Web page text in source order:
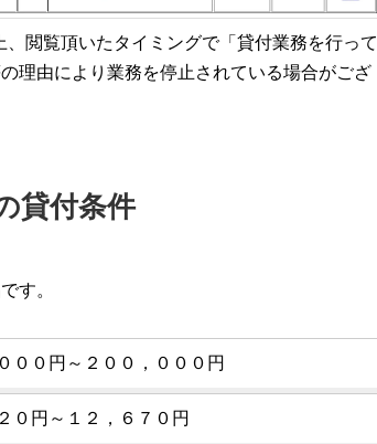
閲覧頂いたタイミングで「貸付業務を行って
理由により業務を停止されている場合がござ
貸付条件
す。
００円～２００，０００円
０円～１２，６７０円